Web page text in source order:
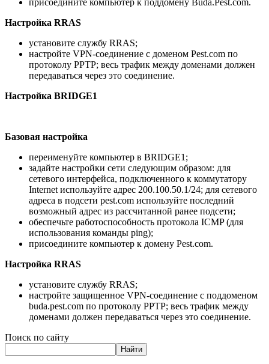
Настройка RRAS
установите службу RRAS;
настройте VPN-соединение с доменом Pest.com по
протоколу PPTP; весь трафик между доменами должен
передаваться через это соединение.
Настройка BRIDGE1
Базовая настройка
переименуйте компьютер в BRIDGE1;
задайте настройки сети следующим образом: для
сетевого интерфейса, подключенного к коммутатору
Internet используйте адрес 200.100.50.1/24; для сетевого
адреса в подсети pest.com используйте последний
возможный адрес из рассчитанной ранее подсети;
обеспечьте работоспособность протокола ICMP (для
использования команды ping);
присоедините компьютер к домену Pest.com.
Настройка RRAS
установите службу RRAS;
настройте защищенное VPN-соединение с поддоменом
buda.pest.com по протоколу PPTP; весь трафик между
доменами должен передаваться через это соединение.
Поиск по сайту
Найти